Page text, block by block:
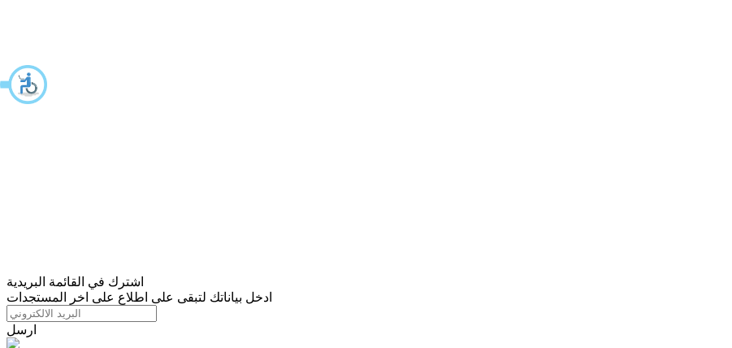
اشترك في القائمة البريدية
ادخل بياناتك لتبقى على اطلاع على اخر المستجدات
ارسل